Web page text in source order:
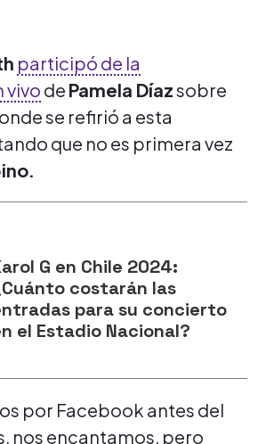
participó de la
vivo de Pamela Díazsobre
se refirió a esta
que no es primera vez
G en Chile 2024:
costarán las
para su concierto
el Estadio Nacional?
por Facebook antes del
nos encantamos, pero